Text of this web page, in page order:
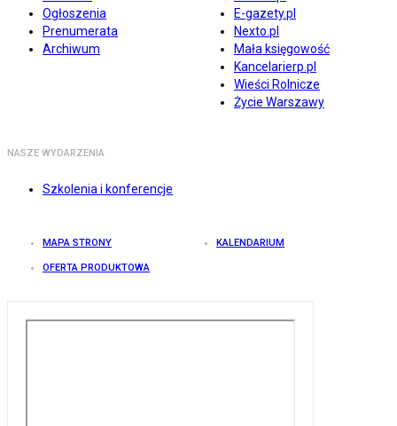
Ogłoszenia
Prenumerata
Archiwum
E-gazety.pl
Nexto.pl
Mała księgowość
Kancelarierp.pl
Wieści Rolnicze
Życie Warszawy
NASZE WYDARZENIA
Szkolenia i konferencje
MAPA STRONY KALENDARIUM
OFERTA PRODUKTOWA